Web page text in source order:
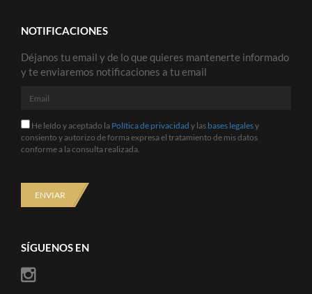
NOTIFICACIONES
Déjanos tu email y de lo que quieres mantenerte informado
y te enviaremos notificaciones a tu email
Email
He
leído
y
Política
de
privacidad
legales
consiento
He leído y aceptado la Política de privacidad y las bases legalesy
consiento y autorizo de forma expresa el tratamiento de mis datos
conforme a la consulta realizada.
ENVIAR
SÍGUENOS EN